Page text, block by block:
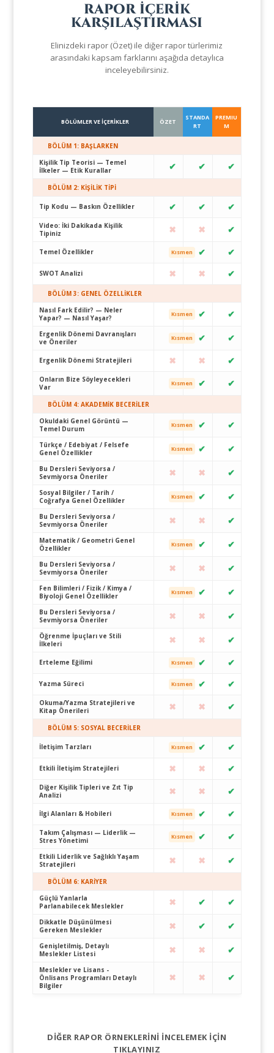
RAPOR İÇERİK
KARŞILAŞTIRMASI
Elinizdeki rapor (Özet) ile diğer rapor türlerimiz
arasındaki kapsam farklarını aşağıda detaylıca
inceleyebilirsiniz.
BÖLÜMLER VE İÇERİKLER ÖZET
STANDA
RT
PREMIU
M
BÖLÜM 1: BAŞLARKEN
Kişilik Tip Teorisi — Temel
İlkeler — Etik Kurallar
✔ ✔ ✔
BÖLÜM 2: KİŞİLİK TİPİ
Tip Kodu — Baskın Özellikler ✔ ✔ ✔
Video: İki Dakikada Kişilik
Tipiniz
✖ ✖ ✔
Temel Özellikler Kısmen ✔ ✔
SWOT Analizi ✖ ✖ ✔
BÖLÜM 3: GENEL ÖZELLİKLER
Nasıl Fark Edilir? — Neler
Yapar? — Nasıl Yaşar?
Kısmen ✔ ✔
Ergenlik Dönemi Davranışları
ve Öneriler
Kısmen ✔ ✔
Ergenlik Dönemi Stratejileri ✖ ✖ ✔
Onların Bize Söyleyecekleri
Var
Kısmen ✔ ✔
BÖLÜM 4: AKADEMİK BECERİLER
Okuldaki Genel Görüntü —
Temel Durum
Kısmen ✔ ✔
Türkçe / Edebiyat / Felsefe
Genel Özellikler
Kısmen ✔ ✔
Bu Dersleri Seviyorsa /
Sevmiyorsa Öneriler
✖ ✖ ✔
Sosyal Bilgiler / Tarih /
Coğrafya Genel Özellikler
Kısmen ✔ ✔
Bu Dersleri Seviyorsa /
Sevmiyorsa Öneriler
✖ ✖ ✔
Matematik / Geometri Genel
Özellikler
Kısmen ✔ ✔
Bu Dersleri Seviyorsa /
Sevmiyorsa Öneriler
✖ ✖ ✔
Fen Bilimleri / Fizik / Kimya /
Biyoloji Genel Özellikler
Kısmen ✔ ✔
Bu Dersleri Seviyorsa /
Sevmiyorsa Öneriler
✖ ✖ ✔
Öğrenme İpuçları ve Stili
İlkeleri
✖ ✖ ✔
Erteleme Eğilimi Kısmen ✔ ✔
Yazma Süreci Kısmen ✔ ✔
Okuma/Yazma Stratejileri ve
Kitap Önerileri
✖ ✖ ✔
BÖLÜM 5: SOSYAL BECERİLER
İletişim Tarzları Kısmen ✔ ✔
Etkili İletişim Stratejileri ✖ ✖ ✔
Diğer Kişilik Tipleri ve Zıt Tip
Analizi
✖ ✖ ✔
İlgi Alanları & Hobileri Kısmen ✔ ✔
Takım Çalışması — Liderlik —
Stres Yönetimi
Kısmen ✔ ✔
Etkili Liderlik ve Sağlıklı Yaşam
Stratejileri
✖ ✖ ✔
BÖLÜM 6: KARİYER
Güçlü Yanlarla
Parlanabilecek Meslekler
✖ ✔ ✔
Dikkatle Düşünülmesi
Gereken Meslekler
✖ ✔ ✔
Genişletilmiş, Detaylı
Meslekler Listesi
✖ ✖ ✔
Meslekler ve Lisans -
Önlisans Programları Detaylı
Bilgiler
✖ ✖ ✔
DIĞER RAPOR ÖRNEKLERINI İNCELEMEK İÇIN
TIKLAYINIZ